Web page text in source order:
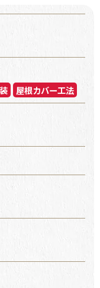
屋根カバー工法